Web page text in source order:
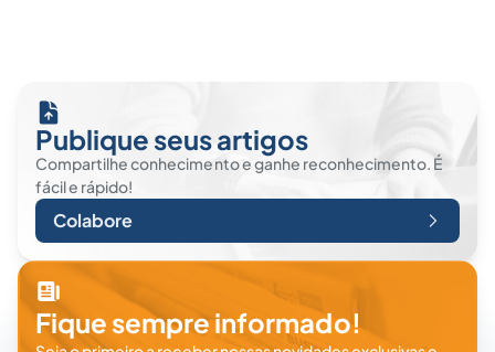
Publique seus artigos
Compartilhe conhecimento e ganhe reconhecimento. É
fácil e rápido!
Colabore
Fique sempre informado!